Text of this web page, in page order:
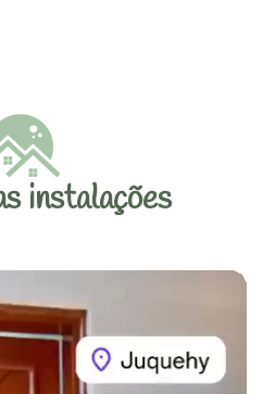
instalações